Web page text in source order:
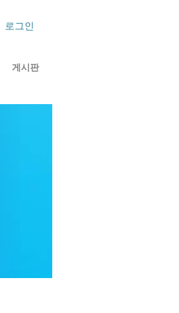
로그인
게시판